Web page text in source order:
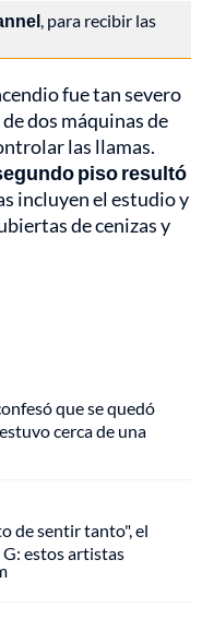
, para recibir las
fue tan severo
dos máquinas de
las llamas.
piso resultó
incluyen el estudio y
de cenizas y
que se quedó
cerca de una
de sentir tanto", el
estos artistas